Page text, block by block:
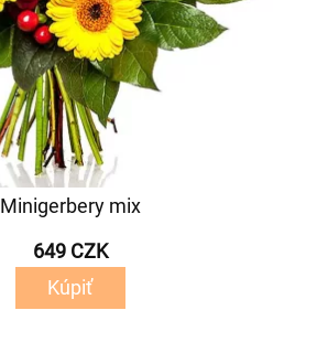
Minigerbery mix
649 CZK
Kúpiť